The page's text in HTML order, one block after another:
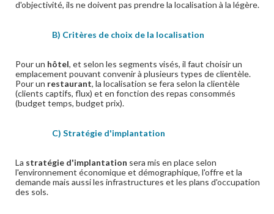
d'objectivité, ils ne doivent pas prendre la localisation à la légère.
B) Critères de choix de la localisation
Pour un hôtel, et selon les segments visés, il faut choisir un
emplacement pouvant convenir à plusieurs types de clientèle.
Pour un restaurant, la localisation se fera selon la clientèle
(clients captifs, flux) et en fonction des repas consommés
(budget temps, budget prix).
C) Stratégie d'implantation
La stratégie d'implantation sera mis en place selon
l'environnement économique et démographique, l'offre et la
demande mais aussi les infrastructures et les plans d'occupation
des sols.